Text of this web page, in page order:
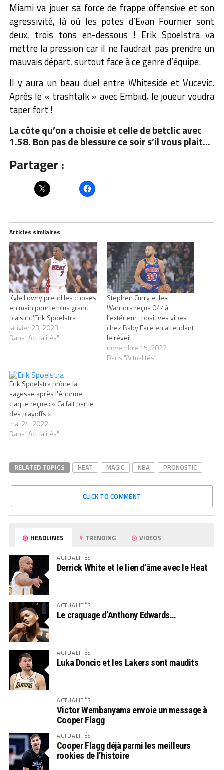
Miami va jouer sa force de frappe offensive et son
agressivité, là où les potes d’Evan Fournier sont
deux, trois tons en-dessous ! Erik Spoelstra va
mettre la pression car il ne faudrait pas prendre un
mauvais départ, surtout face à ce genre d’équipe.
Il y aura un beau duel entre Whiteside et Vucevic.
Après le « trashtalk » avec Embiid, le joueur voudra
taper fort !
La côte qu’on a choisie et celle de betclic avec
1.58. Bon pas de blessure ce soir s’il vous plait…
Partager :
Articles similaires
Kyle Lowry prend les choses
en main pour le plus grand
plaisir d’Erik Spoelstra
janvier 23, 2023
Dans "Actualités"
Stephen Curry et les
Warriors reçus 0/7 à
l’extérieur : positives vibes
chez Baby Face en attendant
le réveil
novembre 15, 2022
Dans "Actualités"
Erik Spoelstra prône la
sagesse après l’énorme
claque reçue : « Ca fait partie
des playoffs »
mai 24, 2022
Dans "Actualités"
RELATED TOPICS HEAT MAGIC NBA PRONOSTIC
CLICK TO COMMENT
HEADLINES TRENDING VIDEOS
ACTUALITÉS
Derrick White et le lien d’âme avec le Heat
ACTUALITÉS
Le craquage d’Anthony Edwards…
ACTUALITÉS
Luka Doncic et les Lakers sont maudits
ACTUALITÉS
Victor Wembanyama envoie un message à
Cooper Flagg
ACTUALITÉS
Cooper Flagg déjà parmi les meilleurs
rookies de l’histoire